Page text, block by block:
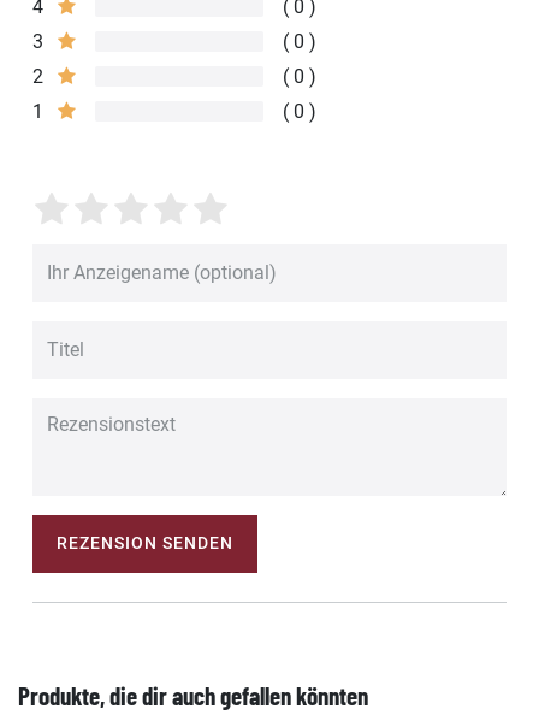
4
0
3
0
2
0
1
0
REZENSION SENDEN
Produkte, die dir auch gefallen könnten